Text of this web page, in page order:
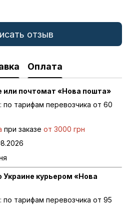
отзыв
Оплата
или почтомат «Нова пошта»
по тарифам перевозчика от 60
при заказе от 3000 грн
курьером «Нова
тарифам перевозчика от 95